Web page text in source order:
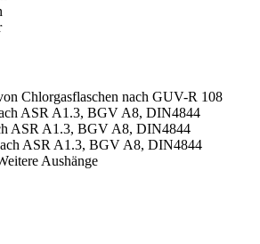
Chlorgasflaschen nach GUV-R 108
ASR A1.3, BGV A8, DIN4844
ASR A1.3, BGV A8, DIN4844
ASR A1.3, BGV A8, DIN4844
Aushänge